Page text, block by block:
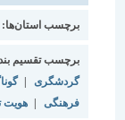
برچسب استان‌ها:
برچسب تقسیم بندی
گردشگری
| گوناگونی
فرهنگی | هویت تاریخی